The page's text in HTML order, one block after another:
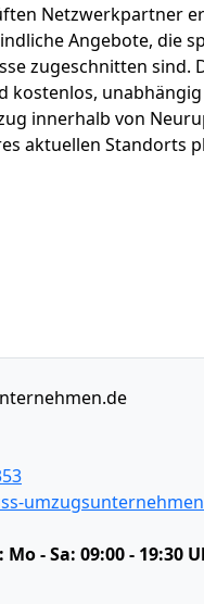
Netzwerkpartner
Angebote, die
zugeschnitten sind.
kostenlos,
innerhalb von
aktuellen Standorts
Mo - Sa: 09:00 - 19:30